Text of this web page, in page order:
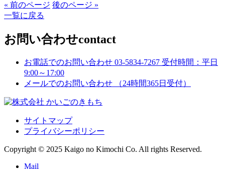
« 前のページ 後のページ »
一覧に戻る
お問い合わせcontact
お電話でのお問い合わせ 03-5834-7267 受付時間：平日
9:00～17:00
メールでのお問い合わせ
（24時間365日受付）
サイトマップ
プライバシーポリシー
Copyright © 2025 Kaigo no Kimochi Co. All rights Reserved.
Mail